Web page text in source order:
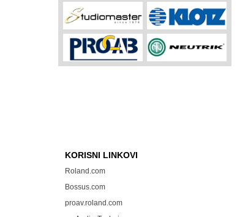
KORISNI LINKOVI
Roland.com
Bossus.com
proav.roland.com